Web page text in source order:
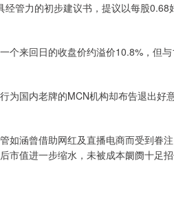
管力的初步建议书，提议以每股
来回日的收盘价约溢价10.8%，但
国内老牌的MCN机构却布告退出好
涵曾借助网红及直播电商而受到眷注
市值进一步缩水，未被成本阛阓十足